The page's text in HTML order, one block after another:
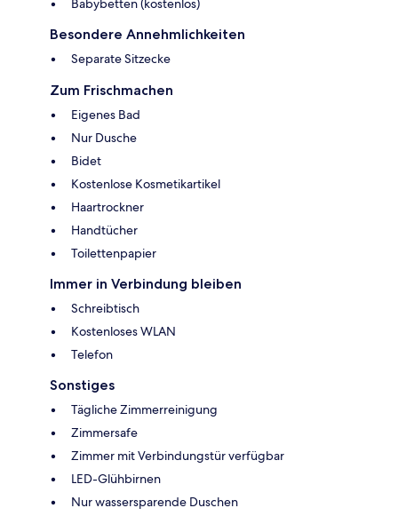
Babybetten (kostenlos)
Besondere Annehmlichkeiten
Separate Sitzecke
Zum Frischmachen
Eigenes Bad
Nur Dusche
Bidet
Kostenlose Kosmetikartikel
Haartrockner
Handtücher
Toilettenpapier
Immer in Verbindung bleiben
Schreibtisch
Kostenloses WLAN
Telefon
Sonstiges
Tägliche Zimmerreinigung
Zimmersafe
Zimmer mit Verbindungstür verfügbar
LED-Glühbirnen
Nur wassersparende Duschen